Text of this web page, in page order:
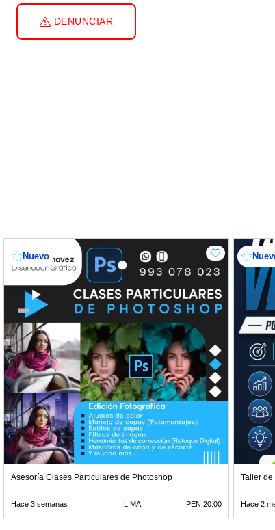
DENUNCIAR
Nuevo
Asesoría Clases Particulares de Photoshop
Hace 3 semanas LIMA PEN 20.00
Taller
Hace 2